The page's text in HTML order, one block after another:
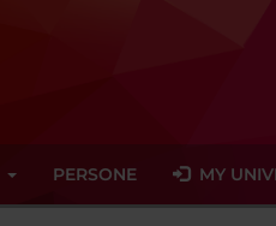
PERSONE MY